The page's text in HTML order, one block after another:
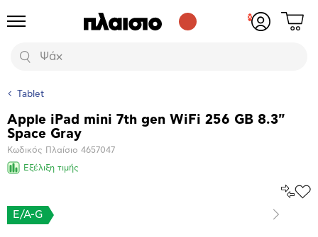
Προϊόντα
Αναζήτηση
Δες
Tablet
Βασικά
χαρακτηριστικά
Apple iPad mini 7th gen WiFi 256 GB 8.3"
Space Gray
Κωδικός Πλαίσιο 4657047
Εξέλιξη τιμής
Επόμενο
E/A-G